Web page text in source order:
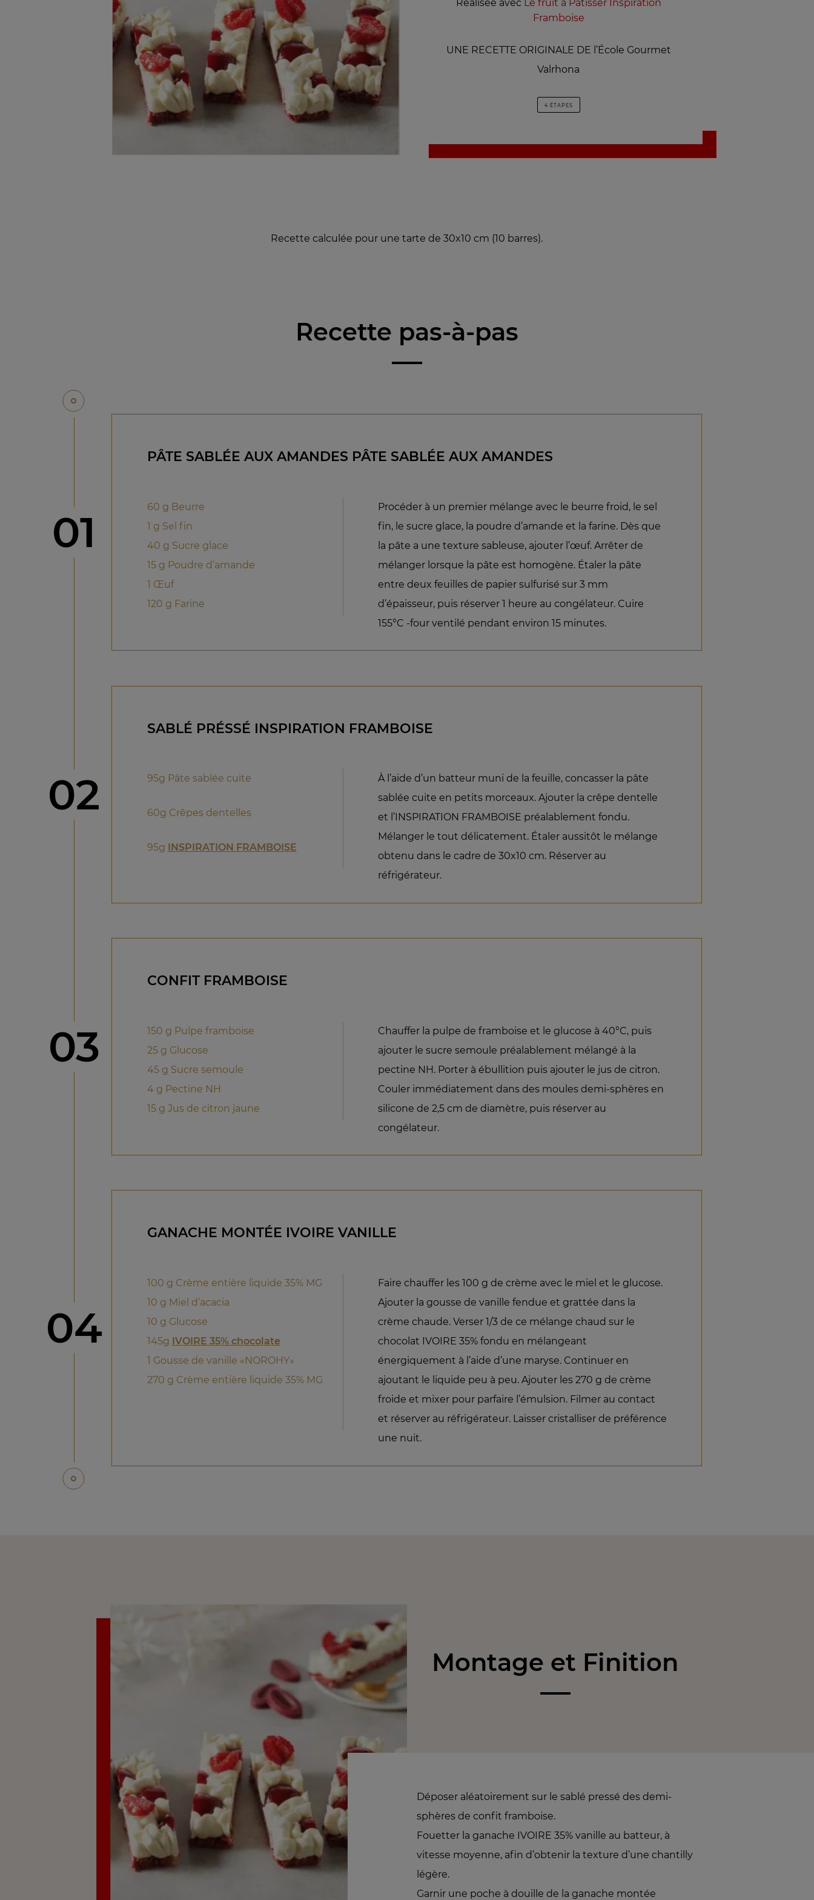
Réalisée avec Le fruit à Pâtisser Inspiration
Framboise
UNE RECETTE ORIGINALE DE l’École Gourmet
Valrhona
4 ÉTAPES
Recette calculée pour une tarte de 30x10 cm (10 barres).
Recette pas-à-pas
étape
01
PÂTE SABLÉE AUX AMANDES PÂTE SABLÉE AUX AMANDES
60 g Beurre
1 g Sel fin
40 g Sucre glace
15 g Poudre d’amande
1 Œuf
120 g Farine
Procéder à un premier mélange avec le beurre froid, le sel
fin, le sucre glace, la poudre d’amande et la farine. Dès que
la pâte a une texture sableuse, ajouter l’œuf. Arrêter de
mélanger lorsque la pâte est homogène. Étaler la pâte
entre deux feuilles de papier sulfurisé sur 3 mm
d’épaisseur, puis réserver 1 heure au congélateur. Cuire
155°C -four ventilé pendant environ 15 minutes.
étape
02
SABLÉ PRÉSSÉ INSPIRATION FRAMBOISE
95g Pâte sablée cuite
60g Crêpes dentelles
95g INSPIRATION FRAMBOISE
À l’aide d’un batteur muni de la feuille, concasser la pâte
sablée cuite en petits morceaux. Ajouter la crêpe dentelle
et l’INSPIRATION FRAMBOISE préalablement fondu.
Mélanger le tout délicatement. Étaler aussitôt le mélange
obtenu dans le cadre de 30x10 cm. Réserver au
réfrigérateur.
étape
03
CONFIT FRAMBOISE
150 g Pulpe framboise
25 g Glucose
45 g Sucre semoule
4 g Pectine NH
15 g Jus de citron jaune
Chauffer la pulpe de framboise et le glucose à 40°C, puis
ajouter le sucre semoule préalablement mélangé à la
pectine NH. Porter à ébullition puis ajouter le jus de citron.
Couler immédiatement dans des moules demi-sphères en
silicone de 2,5 cm de diamètre, puis réserver au
congélateur.
étape
04
GANACHE MONTÉE IVOIRE VANILLE
100 g Crème entière liquide 35% MG
10 g Miel d’acacia
10 g Glucose
145g IVOIRE 35% chocolate
1 Gousse de vanille «NOROHY»
270 g Crème entière liquide 35% MG
Faire chauffer les 100 g de crème avec le miel et le glucose.
Ajouter la gousse de vanille fendue et grattée dans la
crème chaude. Verser 1/3 de ce mélange chaud sur le
chocolat IVOIRE 35% fondu en mélangeant
énergiquement à l’aide d’une maryse. Continuer en
ajoutant le liquide peu à peu. Ajouter les 270 g de crème
froide et mixer pour parfaire l’émulsion. Filmer au contact
et réserver au réfrigérateur. Laisser cristalliser de préférence
une nuit.
Montage et Finition
Déposer aléatoirement sur le sablé pressé des demi-
sphères de confit framboise.
Fouetter la ganache IVOIRE 35% vanille au batteur, à
vitesse moyenne, afin d’obtenir la texture d’une chantilly
légère.
Garnir une poche à douille de la ganache montée